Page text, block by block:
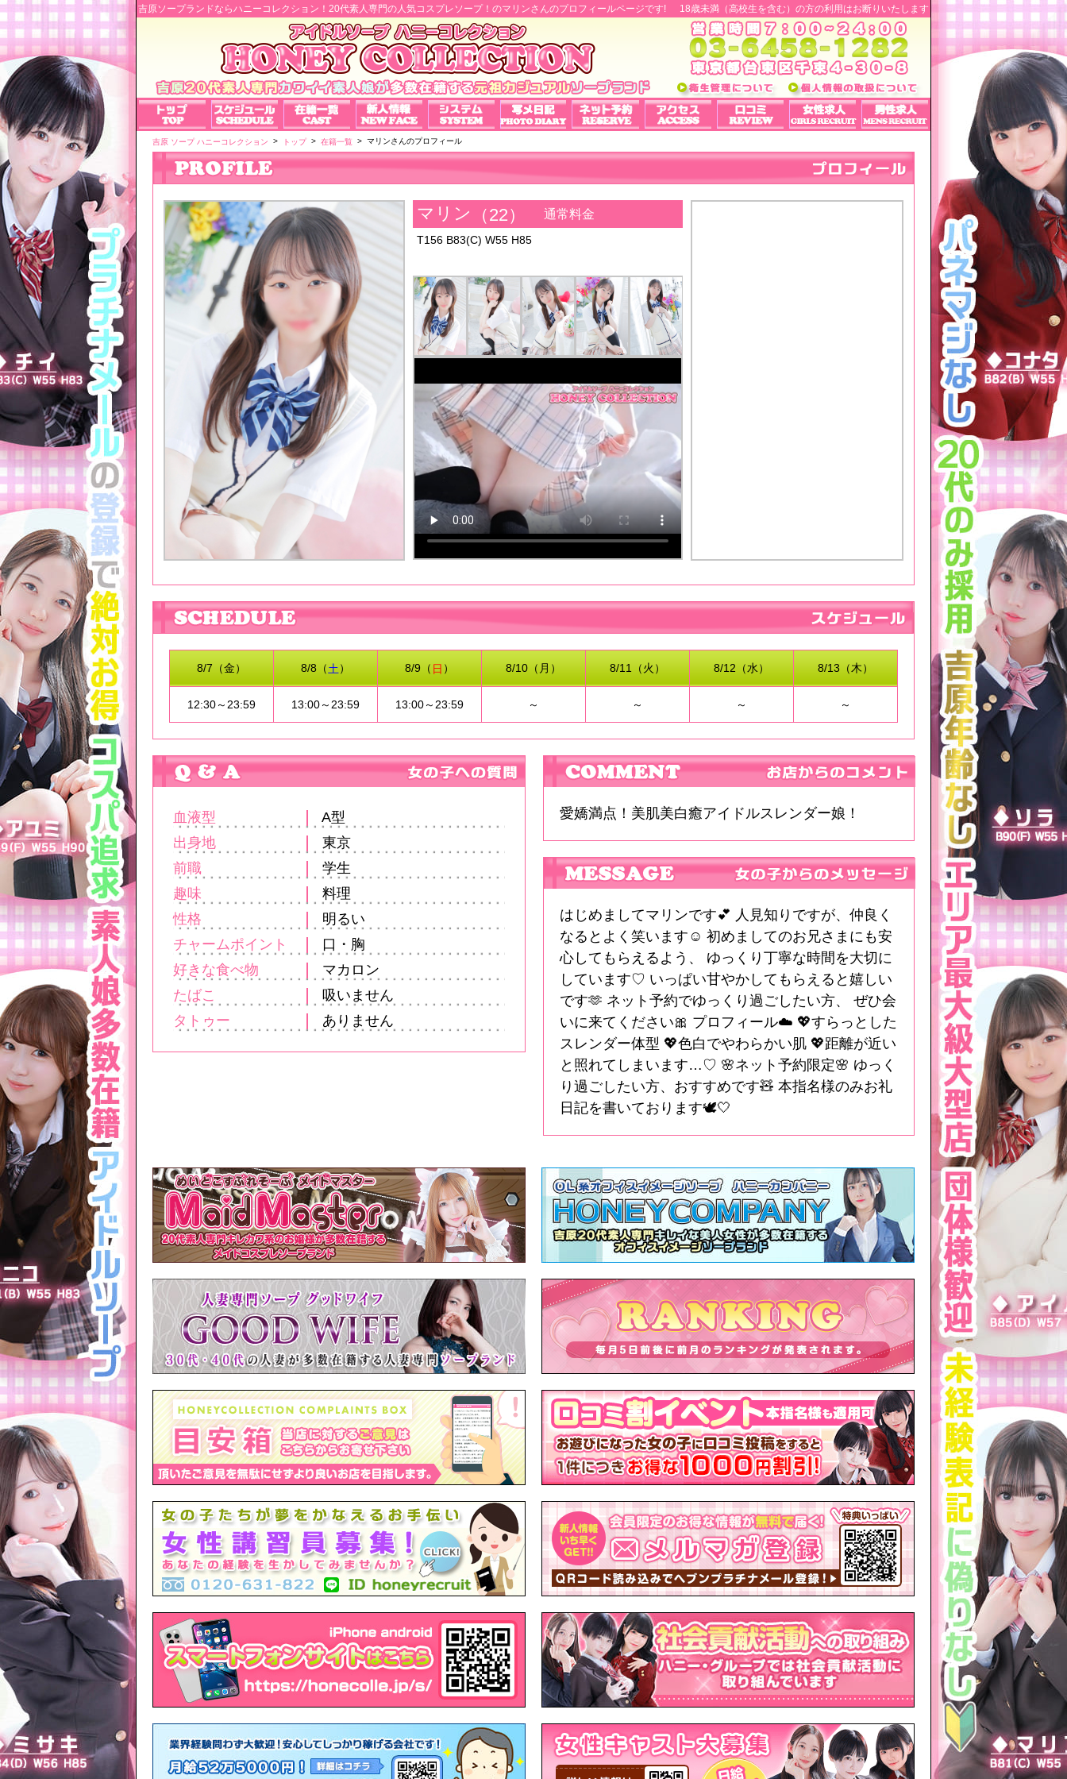
吉原ソープランドならハニーコレクション！20代素人専門の人気コスプレソープ！のマリンさんのプロフィールページです! 18歳未満（高校生を含む）の方の利用はお断りいたします
吉原 ソープ ハニーコレクション > トップ > 在籍一覧 > マリンさんのプロフィール
マリン （22） 通常料金
T156 B83(C) W55 H85
8/7（金） 8/8（土） 8/9（ 日 ） 8/10（月） 8/11（火） 8/12（水） 8/13（木）
12:30～23:59 13:00～23:59 13:00～23:59 ～ ～ ～ ～
血液型
A型
出身地
東京
前職
学生
趣味
料理
性格
明るい
チャームポイント
口・胸
好きな食べ物
マカロン
たばこ
吸いません
タトゥー
ありません
愛嬌満点！美肌美白癒アイドルスレンダー娘！
はじめましてマリンです💕 人見知りですが、仲良く
なるとよく笑います☺️ 初めましてのお兄さまにも安
心してもらえるよう、 ゆっくり丁寧な時間を大切に
しています♡ いっぱい甘やかしてもらえると嬉しい
です🫶 ネット予約でゆっくり過ごしたい方、 ぜひ会
いに来てください🎀 プロフィール☁️ 💖すらっとした
スレンダー体型 💖色白でやわらかい肌 💖距離が近い
と照れてしまいます…♡ 🌸ネット予約限定🌸 ゆっく
り過ごしたい方、おすすめです🧸 本指名様のみお礼
日記を書いております🕊️🤍